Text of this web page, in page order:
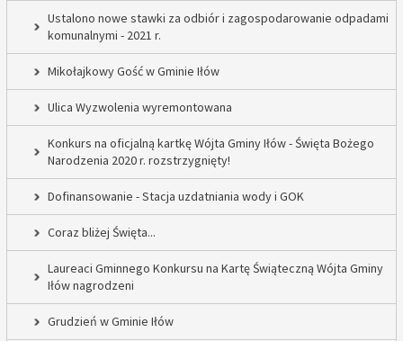
Ustalono nowe stawki za odbiór i zagospodarowanie odpadami
komunalnymi - 2021 r.
Mikołajkowy Gość w Gminie Iłów
Ulica Wyzwolenia wyremontowana
Konkurs na oficjalną kartkę Wójta Gminy Iłów - Święta Bożego
Narodzenia 2020 r. rozstrzygnięty!
Dofinansowanie - Stacja uzdatniania wody i GOK
Coraz bliżej Święta...
Laureaci Gminnego Konkursu na Kartę Świąteczną Wójta Gminy
Iłów nagrodzeni
Grudzień w Gminie Iłów